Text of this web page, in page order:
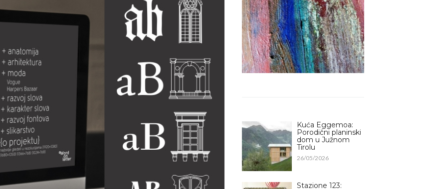
Kuća Eggemoa:
Porodični planinski
dom u Južnom
Tirolu
26/05/2026
Stazione 123: